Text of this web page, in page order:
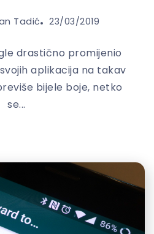
Tadić 23/03/2019
drastično promijenio
aplikacija na takav
bijele boje, netko
se...